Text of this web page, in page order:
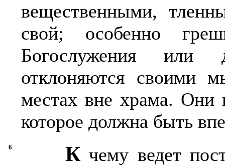
вещественными,
свой; особенно
Богослужения или
отклоняются своими
местах вне храма. Они
которое должна быть
6 Кчему ведет